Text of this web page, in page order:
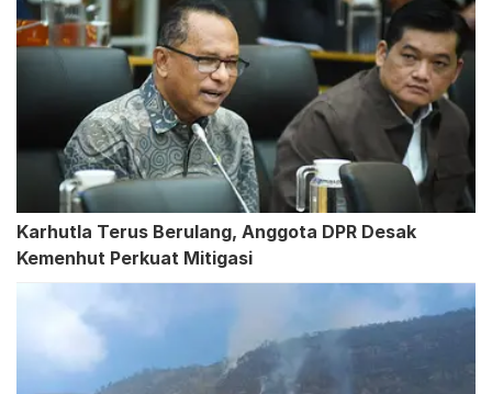
Karhutla Terus Berulang, Anggota DPR Desak
Kemenhut Perkuat Mitigasi